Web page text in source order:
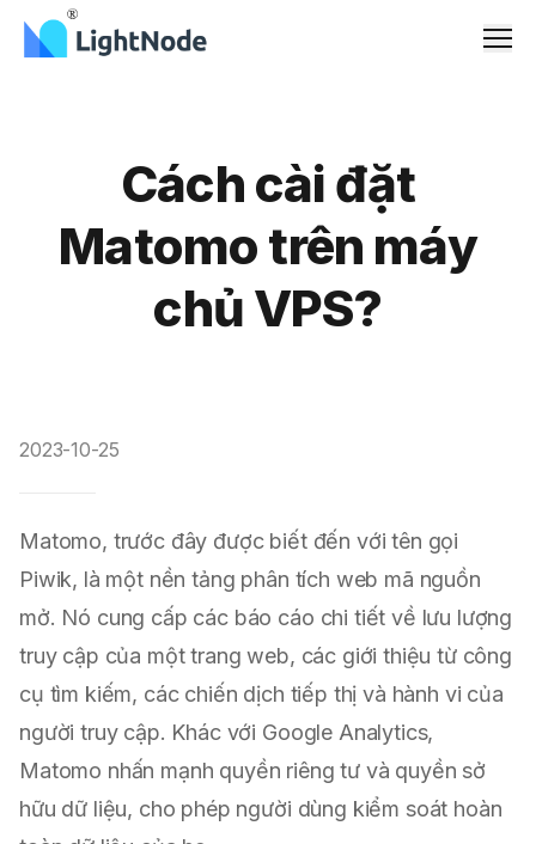
Cách cài đặt
Matomo trên máy
chủ VPS?
2023-10-25
Matomo, trước đây được biết đến với tên gọi
Piwik, là một nền tảng phân tích web mã nguồn
mở. Nó cung cấp các báo cáo chi tiết về lưu lượng
truy cập của một trang web, các giới thiệu từ công
cụ tìm kiếm, các chiến dịch tiếp thị và hành vi của
người truy cập. Khác với Google Analytics,
Matomo nhấn mạnh quyền riêng tư và quyền sở
hữu dữ liệu, cho phép người dùng kiểm soát hoàn